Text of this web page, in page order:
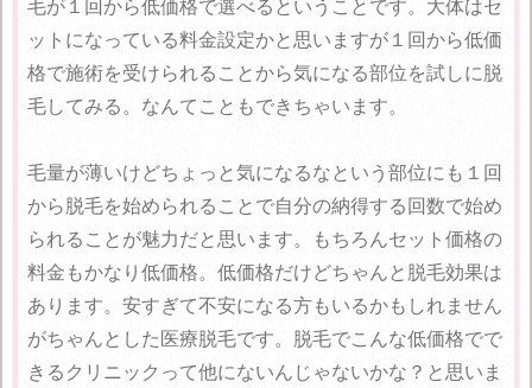
毛が１回から低価格で選べるということです。大体はセ
ットになっている料金設定かと思いますが１回から低価
格で施術を受けられることから気になる部位を試しに脱
毛してみる。なんてこともできちゃいます。
毛量が薄いけどちょっと気になるなという部位にも１回
から脱毛を始められることで自分の納得する回数で始め
られることが魅力だと思います。もちろんセット価格の
料金もかなり低価格。低価格だけどちゃんと脱毛効果は
あります。安すぎて不安になる方もいるかもしれません
がちゃんとした医療脱毛です。脱毛でこんな低価格でで
きるクリニックって他にないんじゃないかな？と思いま